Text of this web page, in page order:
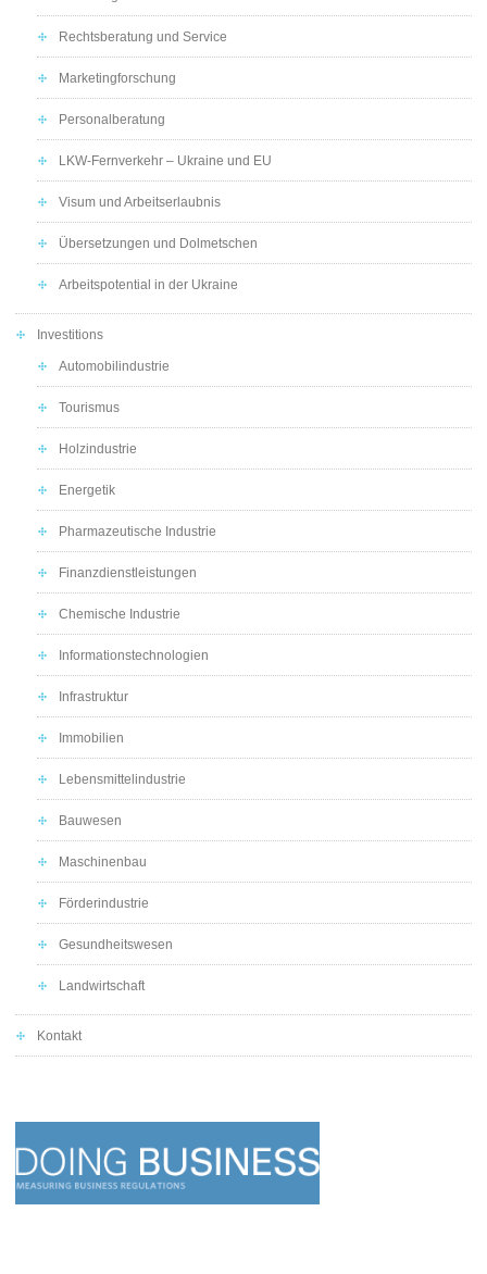
Rechtsberatung und Service
Marketingforschung
Personalberatung
LKW-Fernverkehr – Ukraine und EU
Visum und Arbeitserlaubnis
Übersetzungen und Dolmetschen
Arbeitspotential in der Ukraine
Investitions
Automobilindustrie
Tourismus
Holzindustrie
Energetik
Pharmazeutische Industrie
Finanzdienstleistungen
Chemische Industrie
Informationstechnologien
Infrastruktur
Immobilien
Lebensmittelindustrie
Bauwesen
Maschinenbau
Förderindustrie
Gesundheitswesen
Landwirtschaft
Kontakt